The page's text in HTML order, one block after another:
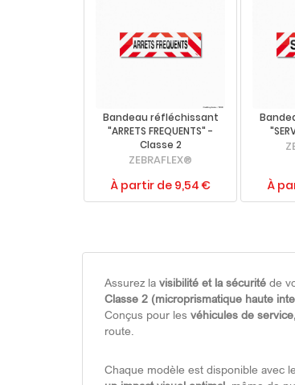
Bandeau réfléchissant
"ARRETS FREQUENTS" -
Classe 2
ZEBRAFLEX®
À partir de 9,54 € À
Assurez la visibilité et la sécurité de
Classe 2 (microprismatique haute
Conçus pour les véhicules de
route.
Chaque modèle est disponible avec